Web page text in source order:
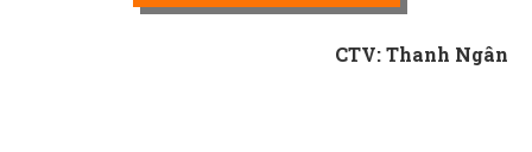
CTV: Thanh Ngân